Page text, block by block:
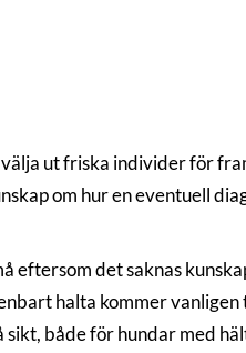
ut friska individer för
om hur en eventuell
eftersom det saknas
halta kommer
både för hundar med